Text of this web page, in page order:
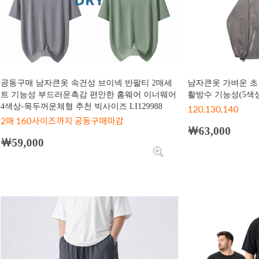
공동구매 남자큰옷 속건성 브이넥 반팔티 2매세
트 기능성 부드러운촉감 편안한 홈웨어 이너웨어
4색상-목두꺼운체형 추천 빅사이즈 LI129988
2매 160사이즈까지 공동구매마감
￦59,000
남자큰옷 가벼운
활방수 기능성(5색
120,130,140
￦63,000